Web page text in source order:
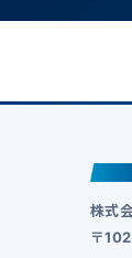
株式
〒